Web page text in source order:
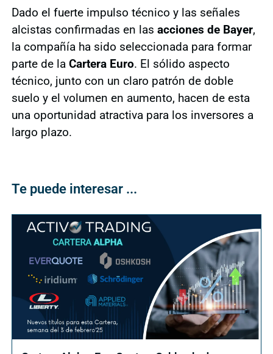
Dado el fuerte impulso técnico y las señales
alcistas confirmadas en las acciones de Bayer,
la compañía ha sido seleccionada para formar
parte de la Cartera Euro. El sólido aspecto
técnico, junto con un claro patrón de doble
suelo y el volumen en aumento, hacen de esta
una oportunidad atractiva para los inversores a
largo plazo.
Te puede interesar ...